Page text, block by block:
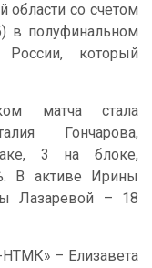
области со счетом
в полуфинальном
который
матча стала
Гончарова,
3 на блоке,
В активе Ирины
Лазаревой – 18
НТМК» – Елизавета